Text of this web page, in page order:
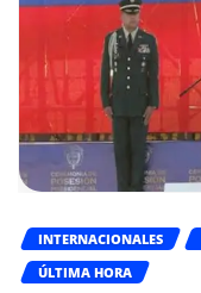
INTERNACIONALES
ÚLTIMA HORA